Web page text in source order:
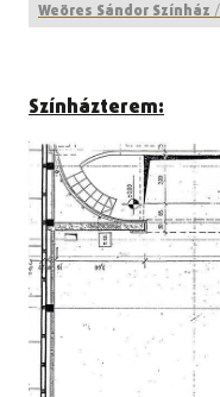
Weöres Sándor Színház
Színházterem: